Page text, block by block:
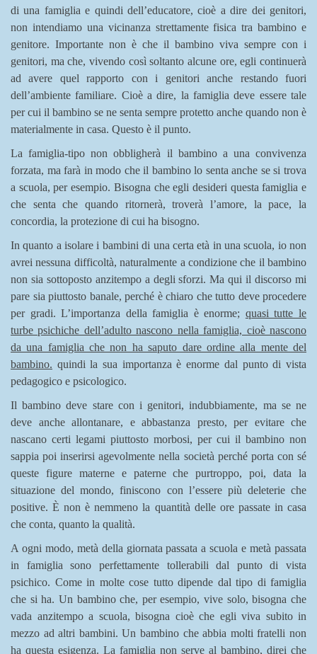
di una famiglia e quindi dell’educatore, cioè a dire dei genitori,
non intendiamo una vicinanza strettamente fisica tra bambino e
genitore. Importante non è che il bambino viva sempre con i
genitori, ma che, vivendo così soltanto alcune ore, egli continuerà
ad avere quel rapporto con i genitori anche restando fuori
dell’ambiente familiare. Cioè a dire, la famiglia deve essere tale
per cui il bambino se ne senta sempre protetto anche quando non è
materialmente in casa. Questo è il punto.
La famiglia-tipo non obbligherà il bambino a una convivenza
forzata, ma farà in modo che il bambino lo senta anche se si trova
a scuola, per esempio. Bisogna che egli desideri questa famiglia e
che senta che quando ritornerà, troverà l’amore, la pace, la
concordia, la protezione di cui ha bisogno.
In quanto a isolare i bambini di una certa età in una scuola, io non
avrei nessuna difficoltà, naturalmente a condizione che il bambino
non sia sottoposto anzitempo a degli sforzi. Ma qui il discorso mi
pare sia piuttosto banale, perché è chiaro che tutto deve procedere
per gradi. L’importanza della famiglia è enorme; quasi tutte le
turbe psichiche dell’adulto nascono nella famiglia, cioè nascono
da una famiglia che non ha saputo dare ordine alla mente del
bambino. quindi la sua importanza è enorme dal punto di vista
pedagogico e psicologico.
Il bambino deve stare con i genitori, indubbiamente, ma se ne
deve anche allontanare, e abbastanza presto, per evitare che
nascano certi legami piuttosto morbosi, per cui il bambino non
sappia poi inserirsi agevolmente nella società perché porta con sé
queste figure materne e paterne che purtroppo, poi, data la
situazione del mondo, finiscono con l’essere più deleterie che
positive. È non è nemmeno la quantità delle ore passate in casa
che conta, quanto la qualità.
A ogni modo, metà della giornata passata a scuola e metà passata
in famiglia sono perfettamente tollerabili dal punto di vista
psichico. Come in molte cose tutto dipende dal tipo di famiglia
che si ha. Un bambino che, per esempio, vive solo, bisogna che
vada anzitempo a scuola, bisogna cioè che egli viva subito in
mezzo ad altri bambini. Un bambino che abbia molti fratelli non
ha questa esigenza. La famiglia non serve al bambino, direi che